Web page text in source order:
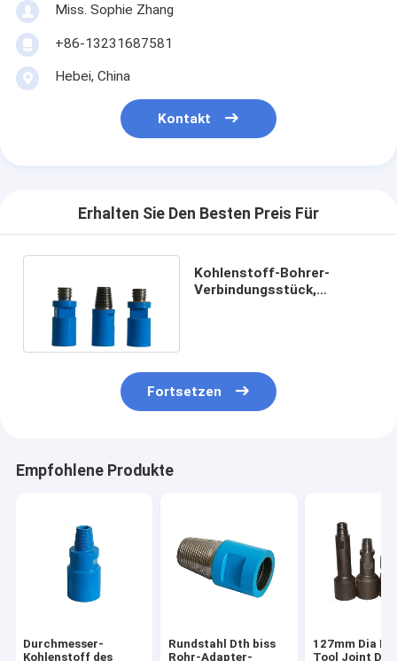
Miss. Sophie Zhang
+86-13231687581
Hebei, China
Kontakt
Erhalten Sie Den Besten Preis Für
Kohlenstoff-Bohrer-
Verbindungsstück,
Fortsetzen
Empfohlene Produkte
Durchmesser-
Kohlenstoff des
Rundstahl Dth biss
Rohr-Adapter-
127mm Dia
Tool Joint